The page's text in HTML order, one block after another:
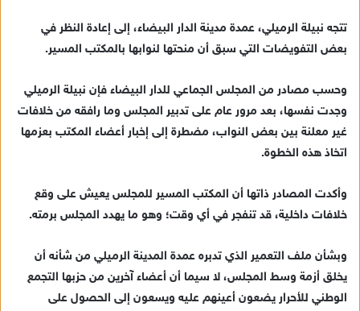
ي
ا
إ
ل
ك
و
ي
تتجه نبيلة الرميلي، عمدة مدينة الدار البيضاء، إلى إعادة النظر في
بعض التفويضات التي سبق أن منحتها لنوابها بالمكتب المسير.
وحسب مصادر من المجلس الجماعي للدار البيضاء فإن نبيلة الرميلي
وجدت نفسها، بعد مرور عام على تدبير المجلس وما رافقه من خلافات
غير معلنة بين بعض النواب، مضطرة إلى إخبار أعضاء المكتب بعزمها
اتخاذ هذه الخطوة.
وأكدت المصادر ذاتها أن المكتب المسير للمجلس يعيش على وقع
خلافات داخلية، قد تنفجر في أي وقت؛ وهو ما يهدد المجلس برمته.
وبشأن ملف التعمير الذي تدبره عمدة المدينة الرميلي من شأنه أن
يخلق أزمة وسط المجلس، لا سيما أن أعضاء آخرين من حزبها التجمع
الوطني للأحرار يضعون أعينهم عليه ويسعون إلى الحصول على